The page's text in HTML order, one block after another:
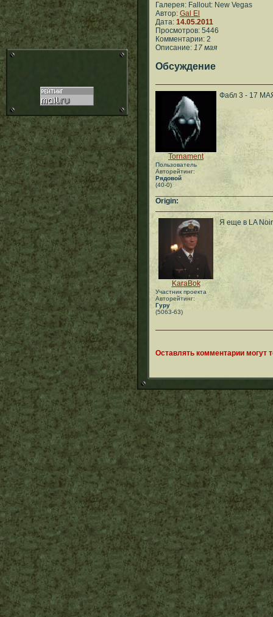
Галерея: Fallout: New Vegas
Автор: Gal El
Дата: 14.05.2011
Просмотров: 5446
Комментарии: 2
Описание: 17 мая
Обсуждение
Tornament
Пользователь
Авторейтинг:
Рядовой
(40-0)
Фабл 3 - 17
Origin:
KaraBok
Участник проекта
Авторейтинг:
Гуру
(5063-63)
Я еще в LA
Оставлять комментарии могут